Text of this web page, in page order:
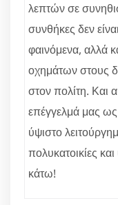
λεπτών σε
συνθήκες δεν
φαινόμενα, αλλά
οχημάτων στους
στον πολίτη. Και
επέγγελμά μας
ύψιστο
πολυκατοικίες
κάτω!